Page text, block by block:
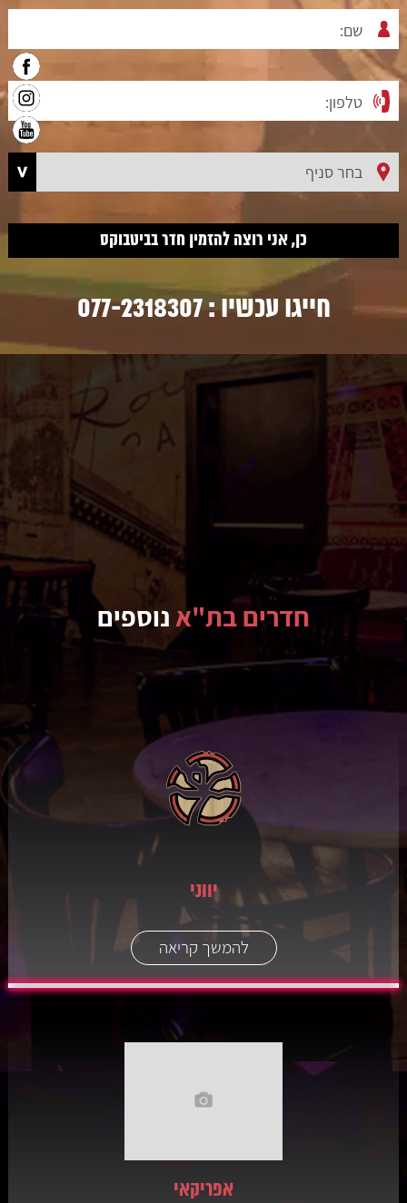
חייגו עכשיו :077-2318307
חדרים בת"אנוספים
יווני
להמשך קריאה
אפריקאי